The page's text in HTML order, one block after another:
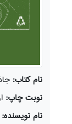
نام کتاب:
نوبت چاپ:
نام